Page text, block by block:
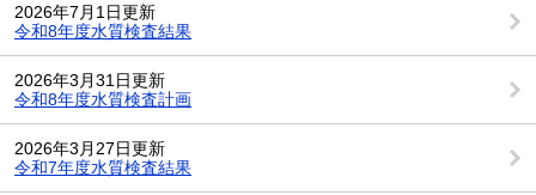
2026年7月1日更新
令和8年度水質検査結果
2026年3月31日更新
令和8年度水質検査計画
2026年3月27日更新
令和7年度水質検査結果